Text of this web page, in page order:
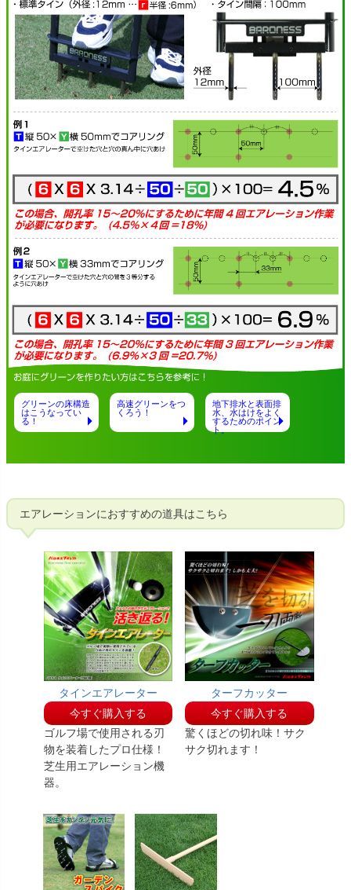
グリーンの床構造
はこうなってい
る！
高速グリーンをつ
くろう！
地下排水と表面排
水、水はけをよく
するためのポイン
ト。
エアレーションにおすすめの道具はこちら
タインエアレーター
今すぐ購入する
ゴルフ場で使用される刃
物を装着したプロ仕様！
芝生用エアレーション機
器。
ターフカッター
今すぐ購入する
驚くほどの切れ味！サク
サク切れます！